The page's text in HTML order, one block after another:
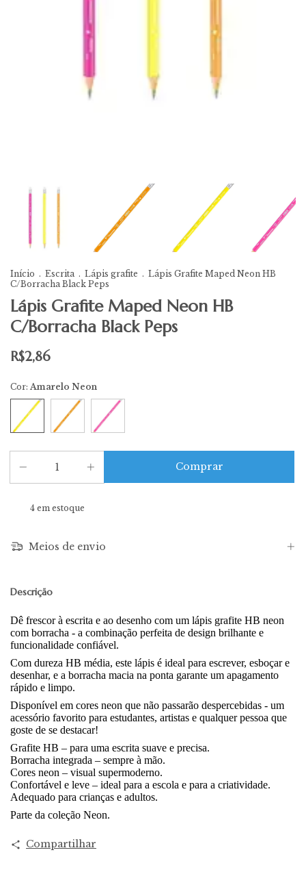
Início . Escrita . Lápis grafite . Lápis Grafite Maped Neon HB
C/Borracha Black Peps
Lápis Grafite Maped Neon HB
C/Borracha Black Peps
R$2,86
Cor: Amarelo Neon
4em estoque
Meios de envio
Descrição
Dê frescor à escrita e ao desenho com um lápis grafite HB neon
com borracha - a combinação perfeita de design brilhante e
funcionalidade confiável.
Com dureza HB média, este lápis é ideal para escrever, esboçar e
desenhar, e a borracha macia na ponta garante um apagamento
rápido e limpo.
Disponível em cores neon que não passarão despercebidas - um
acessório favorito para estudantes, artistas e qualquer pessoa que
goste de se destacar!
Grafite HB – para uma escrita suave e precisa.
Borracha integrada – sempre à mão.
Cores neon – visual supermoderno.
Confortável e leve – ideal para a escola e para a criatividade.
Adequado para crianças e adultos.
Parte da coleção Neon.
Compartilhar